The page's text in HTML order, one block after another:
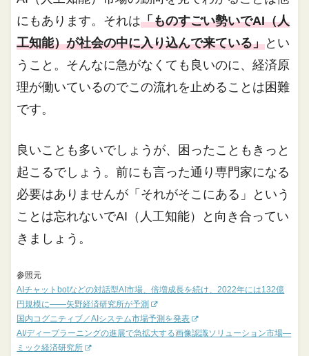
にもあります。それは「ものすごい勢いでAI（人
工知能）が社会の中に入り込んで来ている」とい
うこと。そんなに急がなくても良いのに、経済原
理が働いているのでこの流れを止めることは困難
です。
良いことも多いでしょうが、困ったこともきっと
起こるでしょう。前にも言った通り専門家になる
必要はありませんが「それがそこにある」という
ことは忘れないでAI（人工知能）と向き合ってい
きましょう。
参照元
AIチャットbotなどの対話型AI市場、倍増成長を続け、2022年には132億
円規模に――矢野経済研究所が予測
国内コグニティブ／AIシステム市場予測を発表
AI/ディープラーニングの進展で急拡大する画像認識ソリューション市場―
ミック経済研究所